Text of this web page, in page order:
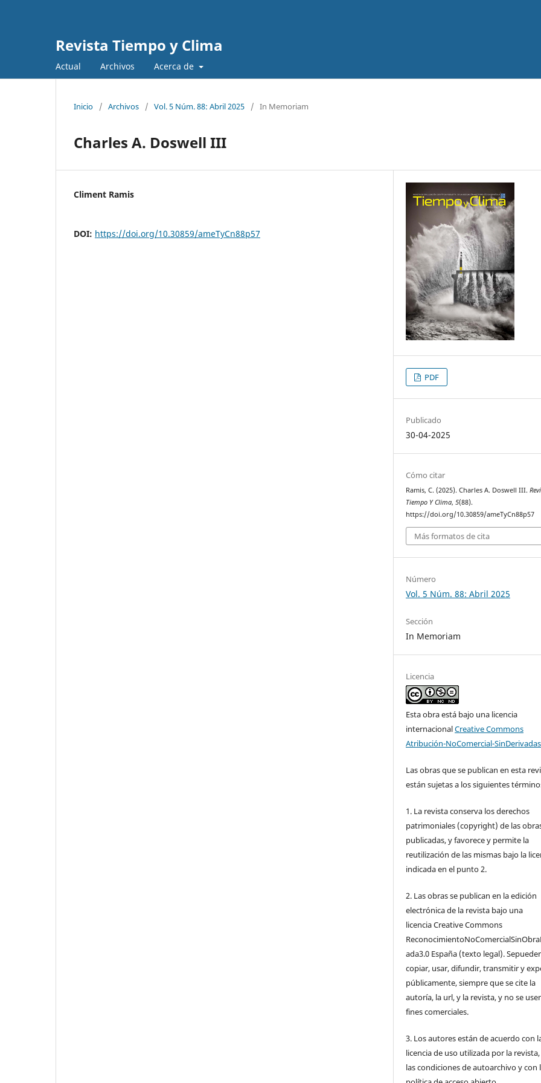
Revista Tiempo y Clima
Actual Archivos Acerca de
Inicio / Archivos / Vol. 5 Núm. 88: Abril 2025 / In Memoriam
Charles A. Doswell III
Climent Ramis
DOI: https://doi.org/10.30859/ameTyCn88p57
PDF
Publicado
30-04-2025
Cómo citar
Ramis, C. (2025). Charles A. Doswell III.
Tiempo Y Clima,5(88).
https://doi.org/10.30859/ameTyCn88p57
Más formatos de cita
Número
Vol. 5 Núm. 88: Abril 2025
Sección
In Memoriam
Licencia
Esta obra está bajo una licencia
internacionalCreative Commons
Atribución-NoComercial-
Las obras que se publican en esta
están sujetas a los siguientes
1. La revista conserva los derechos
patrimoniales (copyright) de las
publicadas, y favorece y permite la
reutilización de las mismas bajo la
indicada en el punto 2.
2. Las obras se publican en la edición
electrónica de la revista bajo una
licencia Creative Commons
ada3.0 España (texto legal).
copiar, usar, difundir, transmitir y
públicamente, siempre que se cite la
autoría, la url, y la revista, y no se
fines comerciales.
3. Los autores están de acuerdo con
licencia de uso utilizada por la
las condiciones de autoarchivo y con